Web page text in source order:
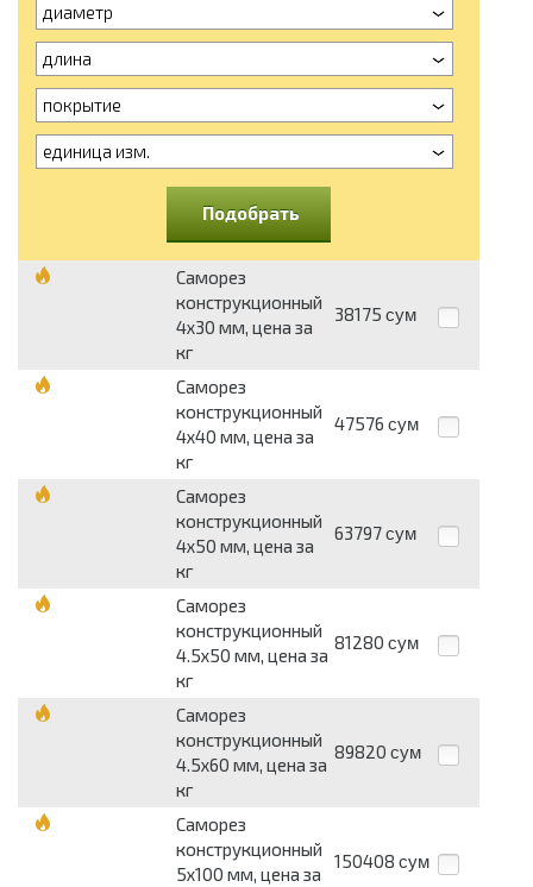
диаметр
длина
покрытие
единица изм.
Подобрать
Саморез
конструкционный
4х30 мм, цена за
кг
38175 сум
Саморез
конструкционный
4х40 мм, цена за
кг
47576 сум
Саморез
конструкционный
4х50 мм, цена за
кг
63797 сум
Саморез
конструкционный
4.5х50 мм, цена за
кг
81280 сум
Саморез
конструкционный
4.5х60 мм, цена за
кг
89820 сум
Саморез
конструкционный
5х100 мм, цена за
150408 сум